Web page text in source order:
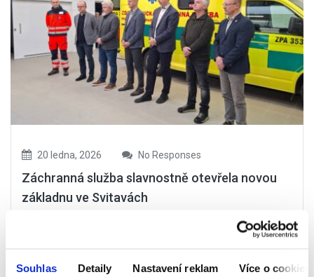
Souhlas Detaily Nastavení reklam Více o cookies
20 ledna, 2026 No Responses
Záchranná služba slavnostně otevřela novou
základnu ve Svitavách
Svitavská záchranka se přesouvá do nově otevřené
obchvatu města.